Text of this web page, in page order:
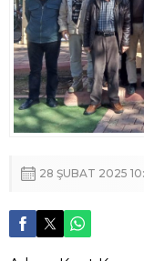
28 ŞUBAT 2025